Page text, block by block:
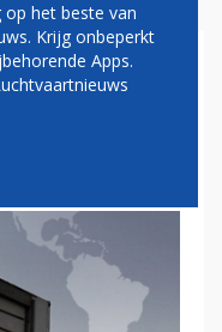
SERVAIR
het beste van
Krijg onbeperkt
Apps.